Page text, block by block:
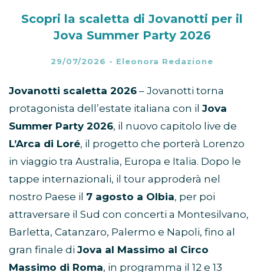
Scopri la scaletta di Jovanotti per il
Jova Summer Party 2026
29/07/2026 - Eleonora Redazione
Jovanotti scaletta 2026 – Jovanotti torna
protagonista dell’estate italiana con il Jova
Summer Party 2026, il nuovo capitolo live de
L’Arca di Loré, il progetto che porterà Lorenzo
in viaggio tra Australia, Europa e Italia. Dopo le
tappe internazionali, il tour approderà nel
nostro Paese il 7 agosto a Olbia, per poi
attraversare il Sud con concerti a Montesilvano,
Barletta, Catanzaro, Palermo e Napoli, fino al
gran finale di Jova al Massimo al Circo
Massimo di Roma, in programma il 12 e 13